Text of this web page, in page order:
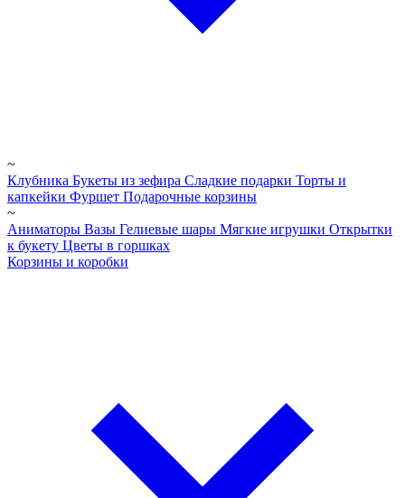
~
Клубника Букеты из зефира Сладкие подарки Торты и
капкейки Фуршет Подарочные корзины
~
Аниматоры Вазы Гелиевые шары Мягкие игрушки Открытки
к букету Цветы в горшках
Корзины и коробки